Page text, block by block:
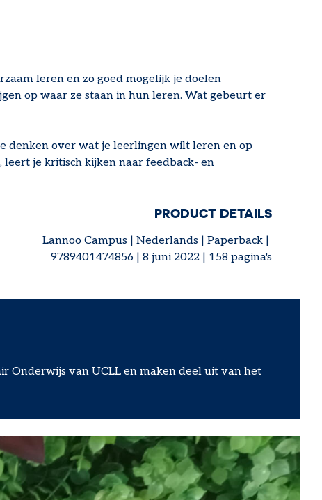
leren en zo goed mogelijk je doelen
op waar ze staan in hun leren. Wat gebeurt er
denken over wat je leerlingen wilt leren en op
je kritisch kijken naar feedback- en
PRODUCT DETAILS
Lannoo Campus | Nederlands | Paperback |
9789401474856 | 8 juni 2022 | 158 pagina's
Onderwijs van UCLL en maken deel uit van het